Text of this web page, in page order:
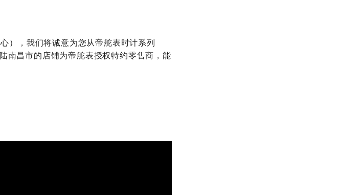
）‬，我们将诚意为您从帝舵表时计系列
南昌市的店铺为帝舵表授权特约零售商，能